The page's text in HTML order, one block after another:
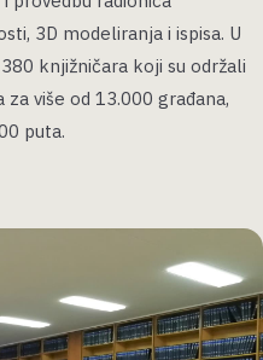
3D modeliranja i ispisa. U
knjižničara koji su održali
više od 13.000 građana,
puta.